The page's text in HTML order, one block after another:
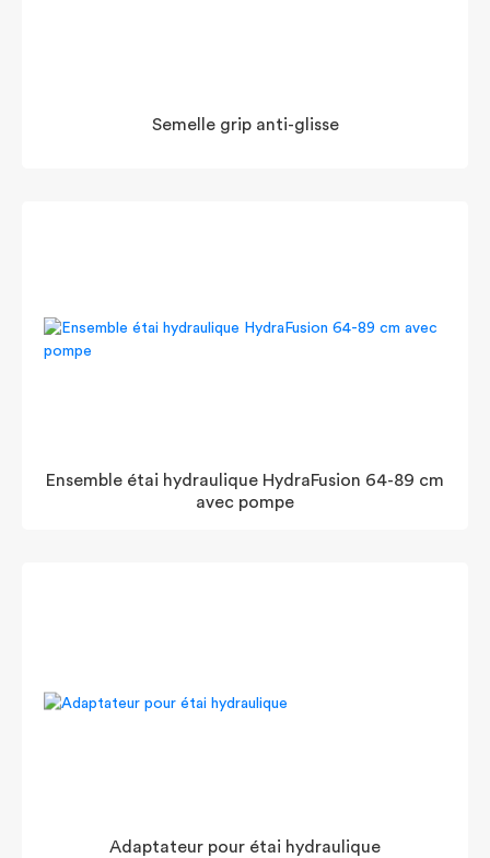
Semelle grip anti-glisse
Ensemble étai hydraulique HydraFusion 64-89 cm
avec pompe
Adaptateur pour étai hydraulique